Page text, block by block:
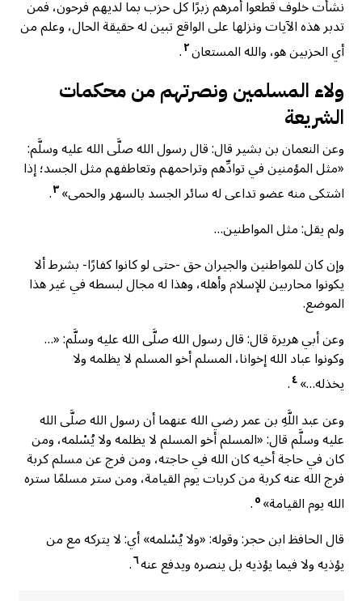
نشأت خلوف قطعوا أمرهم زبرًا كل حزب بما لديهم فرحون، فمن
تدبر هذه الآيات ونزلها على الواقع تبين له حقيقة الحال، وعلم من
أي الحزبين هو، والله المستعان٢.
ولاء المسلمين ونصرتهم من محكمات
الشريعة
وعن النعمان بن بشير قال: قال رسول الله صلَّى الله عليه وسلَّم:
«مثل المؤمنين في توادِّهم وتراحمهم وتعاطفهم مثل الجسد؛ إذا
اشتكى منه عضو تداعى له سائر الجسد بالسهر والحمى»٣.
ولم يقل: مثل المواطنين…
وإن كان للمواطنين والجيران حق -حتى لو كانوا كفارًا- بشرط ألا
يكونوا محاربين للإسلام وأهله، وهذا له مجال لبسطه في غير هذا
الموضع.
وعن أبي هريرة قال: قال رسول الله صلَّى الله عليه وسلَّم: «…
وكونوا عباد الله إخوانا، المسلم أخو المسلم لا يظلمه ولا
يخذله…»٤.
وعن عبد اللَّهِ بن عمر رضي الله عنهما أن رسول الله صلَّى الله
عليه وسلَّم قال: «المسلم أخو المسلم لا يظلمه ولا يُسْلمه، ومن
كان في حاجة أخيه كان الله في حاجته، ومن فرج عن مسلم كربة
فرج الله عنه كربة من كربات يوم القيامة، ومن ستر مسلمًا ستره
الله يوم القيامة»٥.
قال الحافظ ابن حجر: وقوله: «ولا يُسْلمه» أي: لا يتركه مع من
يؤذيه ولا فيما يؤذيه بل ينصره ويدفع عنه٦.